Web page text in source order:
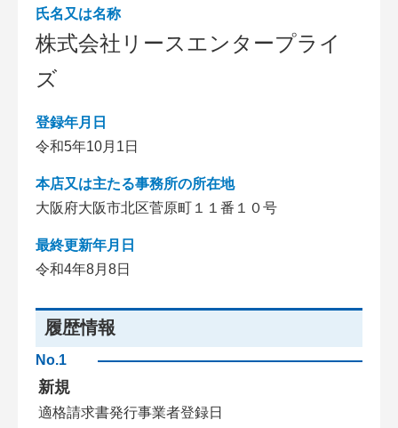
氏名又は名称
株式会社リースエンタープライ
ズ
登録年月日
令和5年10月1日
本店又は主たる事務所の所在地
大阪府大阪市北区菅原町１１番１０号
最終更新年月日
令和4年8月8日
履歴情報
No.1
新規
適格請求書発行事業者登録日